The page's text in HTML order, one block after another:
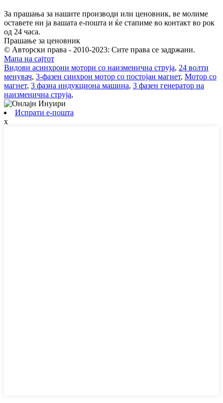
За прашања за нашите производи или ценовник, ве молиме
оставете ни ја вашата е-пошта и ќе стапиме во контакт во рок
од 24 часа.
Прашање за ценовник
© Авторски права - 2010-2023: Сите права се задржани.
Мапа на сајтот
Видови асинхрони мотори со наизменична струја, 24 волти
менувач, 3-фазен синхрон мотор со постојан магнет, Мотор со
магнет, 3 фазна индукциона машина, 3 фазен генератор на
наизменична струја,
Испрати е-пошта
x